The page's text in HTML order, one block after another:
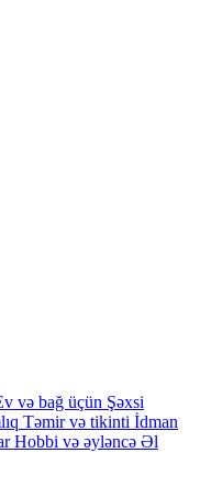
və bağ üçün Şəxsi
Təmir və tikinti İdman
Hobbi və əyləncə Əl